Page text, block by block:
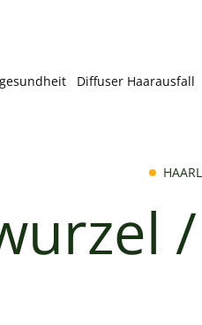
Diffuser Haarausfall